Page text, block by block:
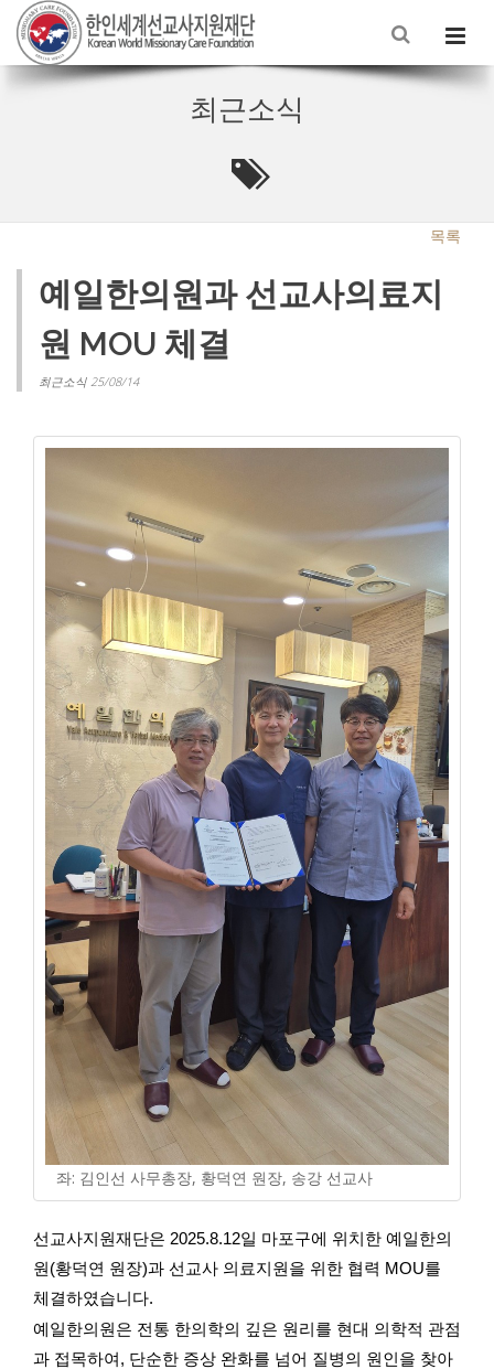
최근소식
목록
예일한의원과 선교사의료지
원 MOU 체결
최근소식 25/08/14
좌: 김인선 사무총장, 황덕연 원장, 송강 선교사
선교사지원재단은 2025.8.12일 마포구에 위치한 예일한의
원(황덕연 원장)과 선교사 의료지원을 위한 협력 MOU를
체결하였습니다.
예일한의원은 전통 한의학의 깊은 원리를 현대 의학적 관점
과 접목하여, 단순한 증상 완화를 넘어 질병의 원인을 찾아